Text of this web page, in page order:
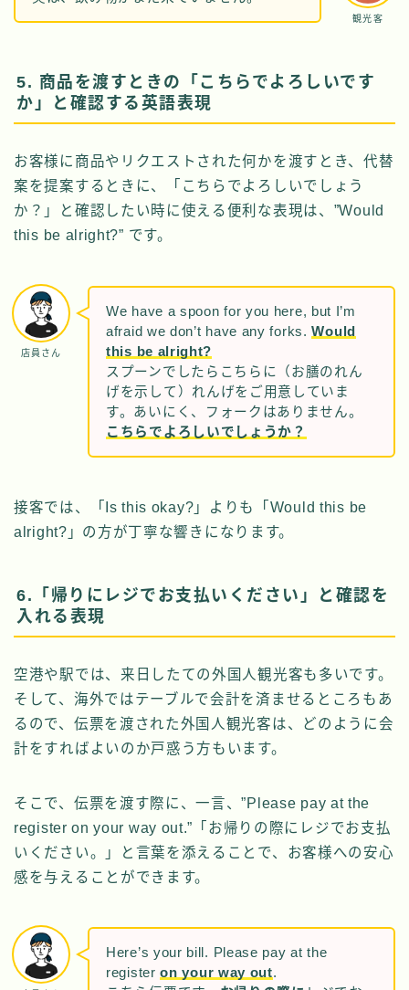
観光客
5. 商品を渡すときの「こちらでよろしいです
か」と確認する英語表現
お客様に商品やリクエストされた何かを渡すとき、代替
案を提案するときに、「こちらでよろしいでしょう
か？」と確認したい時に使える便利な表現は、”Would
this be alright?” です。
店員さん
We have a spoon for you here, but I’m
afraid we don’t have any forks.Would
this be alright?
スプーンでしたらこちらに（お膳のれん
げを示して）れんげをご用意していま
す。あいにく、フォークはありません。
こちらでよろしいでしょうか？
接客では、「Is this okay?」よりも「Would this be
alright?」の方が丁寧な響きになります。
6.「帰りにレジでお支払いください」と確認を
入れる表現
空港や駅では、来日したての外国人観光客も多いです。
そして、海外ではテーブルで会計を済ませるところもあ
るので、伝票を渡された外国人観光客は、どのように会
計をすればよいのか戸惑う方もいます。
そこで、伝票を渡す際に、一言、”Please pay at the
register on your way out.”「お帰りの際にレジでお支払
いください。」と言葉を添えることで、お客様への安心
感を与えることができます。
Here’s your bill. Please pay at the
registeron your way out.